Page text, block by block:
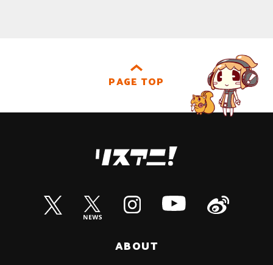
PAGE TOP
ABOUT